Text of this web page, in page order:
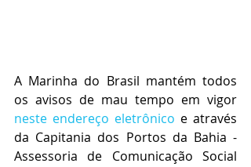
A Marinha do Brasil mantém todos
neste endereço eletrônico e através
da Capitania dos Portos da Bahia -
Assessoria de Comunicação Social